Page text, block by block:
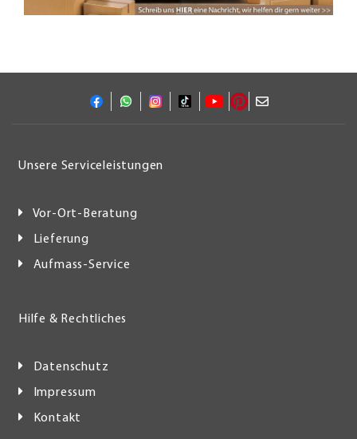
Unsere Serviceleistungen
Vor-Ort-Beratung
Lieferung
Aufmass-Service
Hilfe & Rechtliches
Datenschutz
Impressum
Kontakt